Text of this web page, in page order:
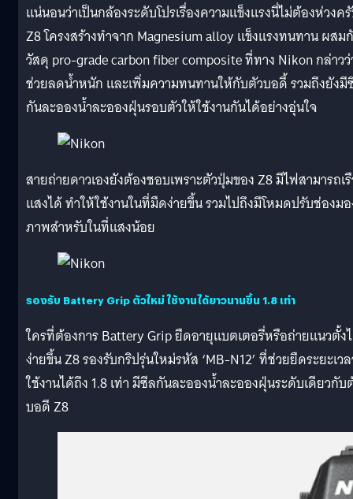
แน่นอนว่าเป็นกล้องระดับโปรเรื่องความแข็งแรงนี่ไม่ต้องห่วงค
Z8 โครงสร้างทำจาก Magnesium alloy แข็งแรงทนทาน ผสม
วัสดุ pro-grade carbon fiber composite ที่ทาง Nikon กล่าว
ช่วยลดน้ำหนัก และเพิ่มความทนทานให้กับตัวบอดี้ รวมถึงยังมี
กันละอองน้ำละอองฝุ่นรอบตัวให้ใช้งานกันได้อย่างอุ่นใจ
สายถ่ายดาวเองยังต้องชอบเพราะตัวปุ่มของ Z8 มีไฟสามารถเ
แสงได้ ทำให้ใช้งานในที่มืดง่ายขึ้น รวมไปถึงมีโหมดปรับช่องม
ภาพสำหรับในที่แสงน้อย
รองรับ Battery Grip ตัวใหม่ ใช้งานได้ยาวนานขึ้น 1.8 เท่า
ใครที่ต้องการ Battery Grip ยืดอายุแบตเตอรี่หรือถ่ายแนวตั้ง
ง่ายขึ้น Z8 รองรับกริปรุ่นใหม่รหัส ‘MB-N12’ ที่ช่วยยืดระยะเว
ใช้งานได้ถึง 1.8 เท่า มีซีลกันละอองน้ำละอองฝุ่นระดับเดียวกับ
บอดี Z8